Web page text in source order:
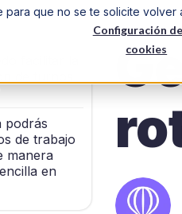
que no se te solicite volver
Configuración
cookies
podrás
de trabajo
manera
en